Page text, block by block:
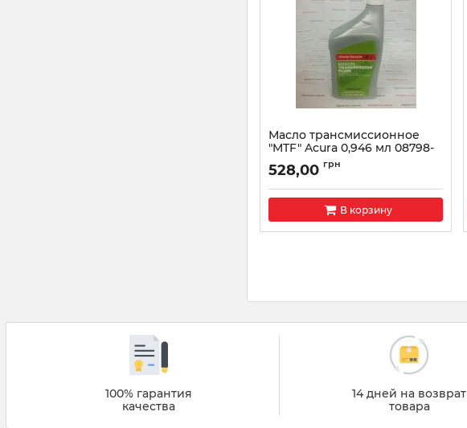
Масло трансмиссионное
"MTF" Acura 0,946 мл 08798-
Артикул: 087989031
528,00 грн
В корзину
100% гарантия
качества
14 дней на возврат
товара